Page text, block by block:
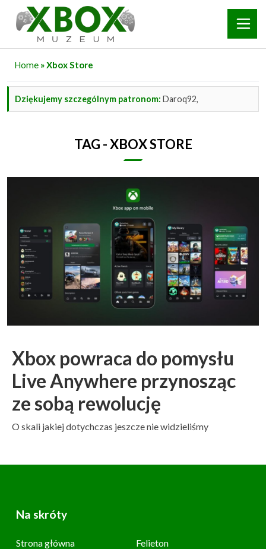
Home » Xbox Store
Dziękujemy szczególnym patronom: Daroq92,
TAG - XBOX STORE
Xbox powraca do pomysłu
Live Anywhere przynosząc
ze sobą rewolucję
O skali jakiej dotychczas jeszcze nie widzieliśmy
Na skróty
Strona główna
Felieton